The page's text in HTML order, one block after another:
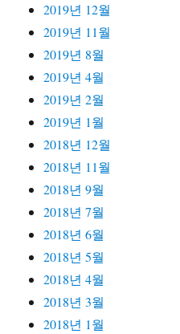
2019년 12월
2019년 11월
2019년 8월
2019년 4월
2019년 2월
2019년 1월
2018년 12월
2018년 11월
2018년 9월
2018년 7월
2018년 6월
2018년 5월
2018년 4월
2018년 3월
2018년 1월